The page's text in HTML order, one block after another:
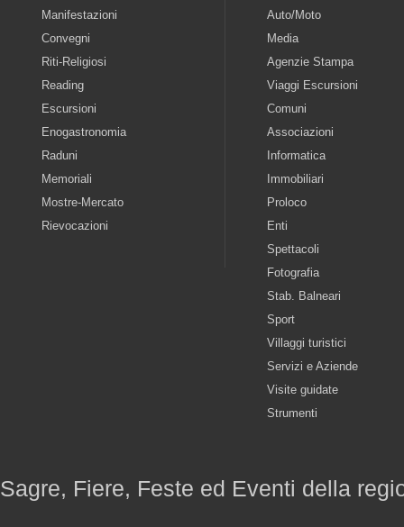
Manifestazioni
Convegni
Riti-Religiosi
Reading
Escursioni
Enogastronomia
Raduni
Memoriali
Mostre-Mercato
Rievocazioni
Auto/Moto
Media
Agenzie Stampa
Viaggi Escursioni
Comuni
Associazioni
Informatica
Immobiliari
Proloco
Enti
Spettacoli
Fotografia
Stab. Balneari
Sport
Villaggi turistici
Servizi e Aziende
Visite guidate
Strumenti
Sagre, Fiere, Feste ed Eventi della